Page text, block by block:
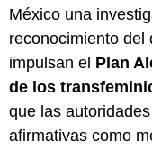
México una
reconocimiento del
impulsan el Plan
de los
que las
afirmativas como